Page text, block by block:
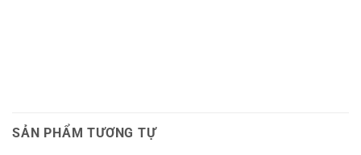
SẢN PHẨM TƯƠNG TỰ